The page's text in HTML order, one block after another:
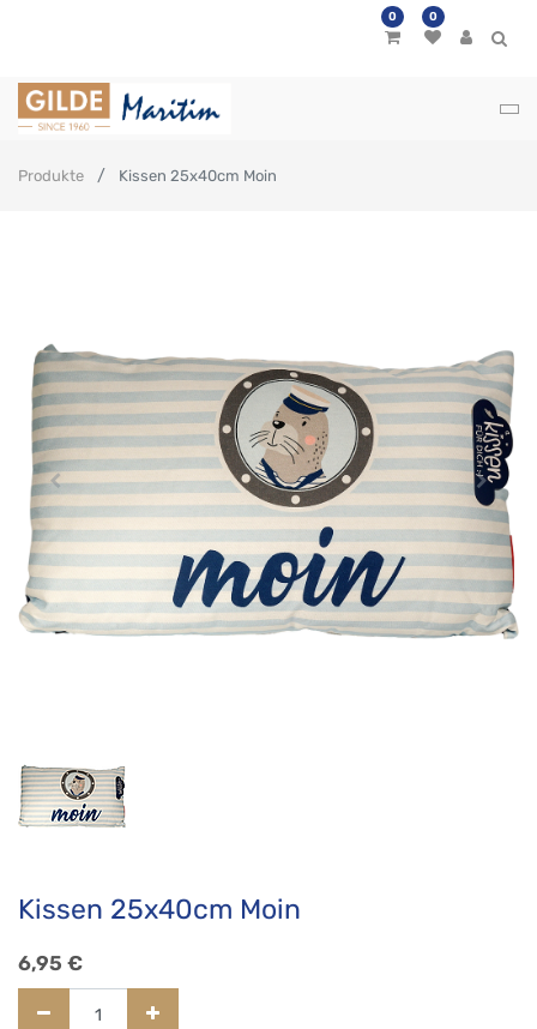
0 0
Produkte Kissen 25x40cm Moin
Kissen 25x40cm Moin
6,95 €